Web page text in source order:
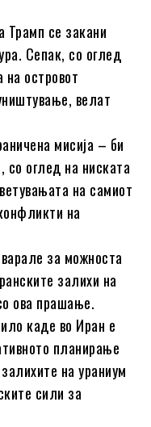
Трамп се закани
Сепак, со оглед
на островот
велат
мисија – би
со оглед на ниската
на самиот
на
за можноста
залихи на
ова прашање.
каде во Иран е
планирање
на ураниум
сили за